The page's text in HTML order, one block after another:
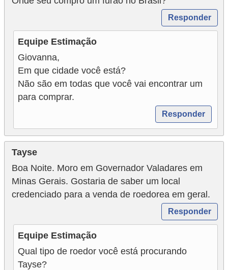
Responder
Equipe Estimação
Giovanna,
Em que cidade você está?
Não são em todas que você vai encontrar um
para comprar.
Responder
Tayse
Boa Noite. Moro em Governador Valadares em
Minas Gerais. Gostaria de saber um local
credenciado para a venda de roedorea em geral.
Responder
Equipe Estimação
Qual tipo de roedor você está procurando
Tayse?